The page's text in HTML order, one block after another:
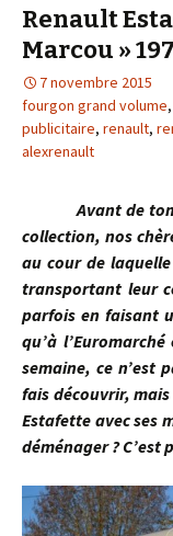
Renault
Marcou »
7 novembre 2015
fourgon grand volume,
publicitaire, renault,
alexrenault
Avant de
collection, nos
au cour de
transportant leur
parfois en faisant
qu’à
semaine, ce n’est
fais découvrir,
Estafette avec ses
déménager ?